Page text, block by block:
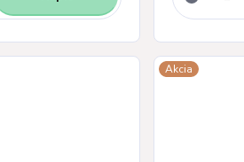
Akcia